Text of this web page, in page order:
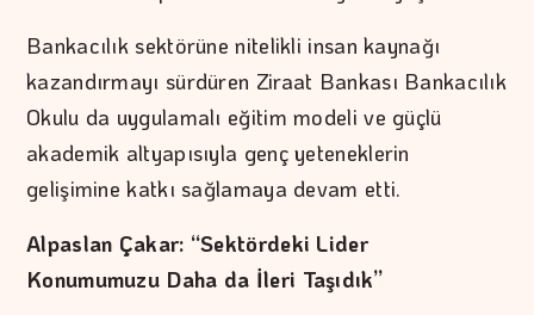
Bankacılık sektörüne nitelikli insan kaynağı
kazandırmayı sürdüren Ziraat Bankası Bankacılık
Okulu da uygulamalı eğitim modeli ve güçlü
akademik altyapısıyla genç yeteneklerin
gelişimine katkı sağlamaya devam etti.
Alpaslan Çakar: “Sektördeki Lider
Konumumuzu Daha da İleri Taşıdık”